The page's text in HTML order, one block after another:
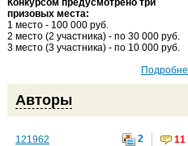
Конкурсом предусмотрено три
призовых места:
1 место - 100 000 руб.
2 место (2 участника) - по 30 000 руб.
3 место (3 участника) - по 10 000 руб.
Авторы
121962 2 11